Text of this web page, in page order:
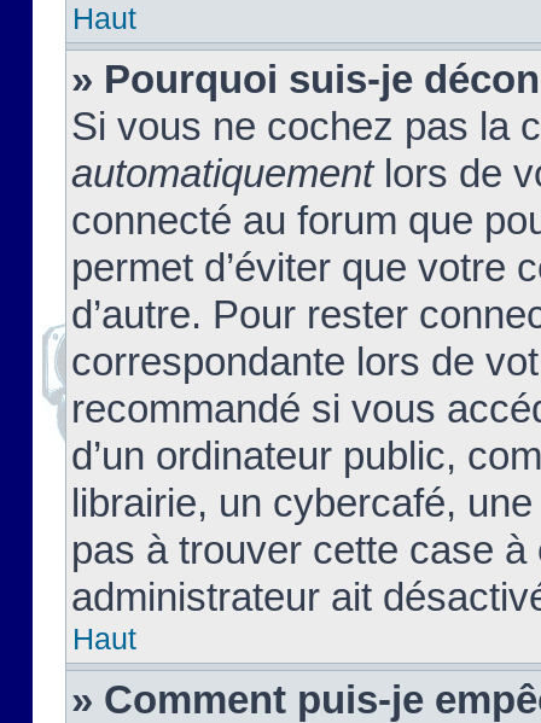
Haut
» Pourquoi suis-je
Si vous ne cochez pas la
automatiquementlors de
connecté au forum que
permet d’éviter que votre
d’autre. Pour rester
correspondante lors de
recommandé si vous
d’un ordinateur public,
librairie, un cybercafé,
pas à trouver cette case à
administrateur ait
Haut
» Comment puis-je